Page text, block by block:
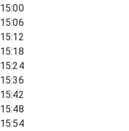
15:00
15:06
15:12
15:18
15:24
15:36
15:42
15:48
15:54